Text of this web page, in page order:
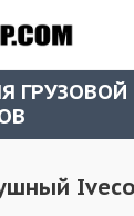
ГРУЗОВОЙ